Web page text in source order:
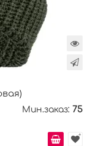
Мин.заказ: 75